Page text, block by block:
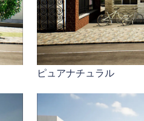
ピュアナチュラル